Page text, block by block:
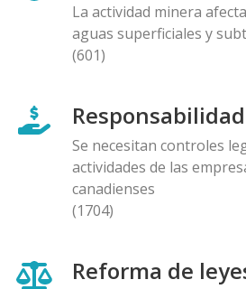
La actividad minera
aguas superficiales y
(601)
Se necesitan controles
actividades de las
canadienses
(1704)
Reforma de